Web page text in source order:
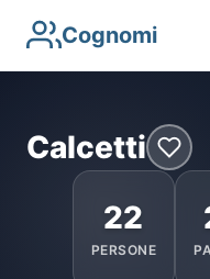
Cognomi
Calcetti
22
PERSONE